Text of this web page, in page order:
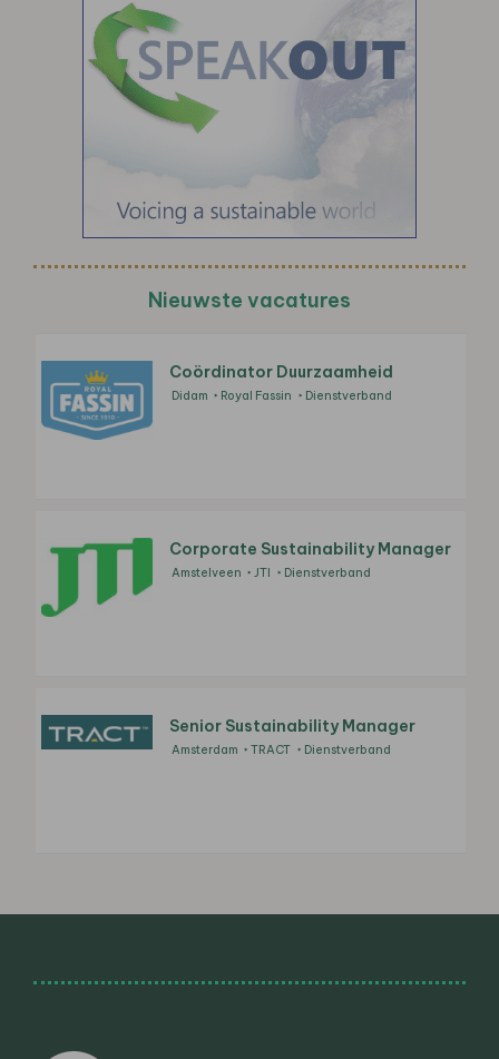
Nieuwste vacatures
Coördinator Duurzaamheid
Didam Royal Fassin Dienstverband
Corporate Sustainability Manager
Amstelveen JTI Dienstverband
Senior Sustainability Manager
Amsterdam TRACT Dienstverband